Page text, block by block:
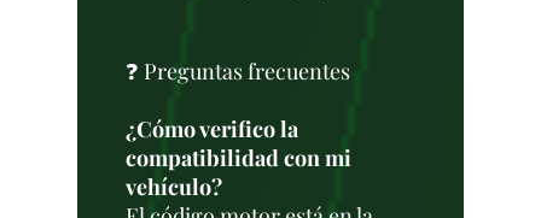
❓ Preguntas frecuentes
¿Cómo verifico la
compatibilidad con mi
vehículo?